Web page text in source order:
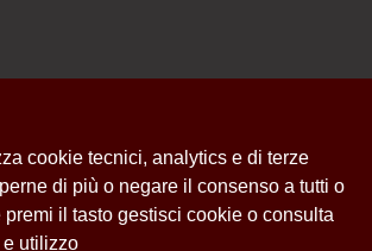
cookie tecnici, analytics e di terze
di più o negare il consenso a tutti o
il tasto gestisci cookie o consulta
utilizzo